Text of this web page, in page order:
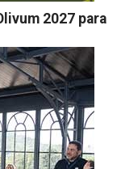
2027 para